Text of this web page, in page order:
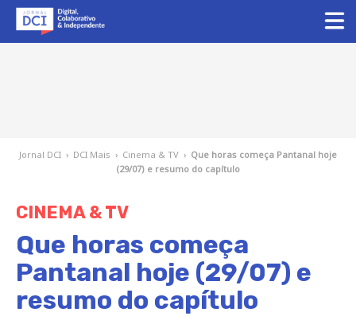
Jornal DCI › DCI Mais › Cinema & TV › Que horas começa Pantanal hoje
(29/07) e resumo do capítulo
CINEMA & TV
Que horas começa
Pantanal hoje (29/07) e
resumo do capítulo